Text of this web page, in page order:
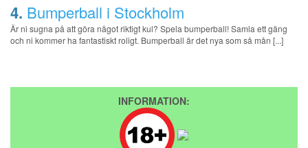
4. Bumperball i Stockholm
Är ni sugna på att göra något riktigt kul? Spela bumperball! Samla ett gäng
och ni kommer ha fantastiskt roligt. Bumperball är det nya som så mån [...]
INFORMATION: